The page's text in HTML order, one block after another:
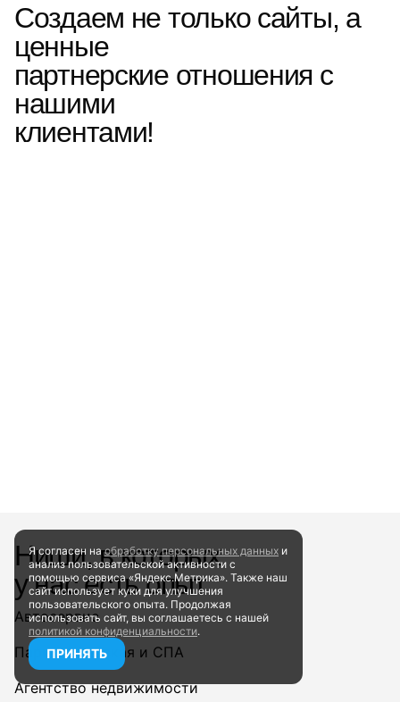
Создаем не только сайты, а
ценные
партнерские отношения с
нашими
клиентами!
Ниши, в которых
у нас есть опыт
Автосервис
Парикмахерская и СПА
Агентство недвижимости
Я согласен наобработку персональных данных и
анализ пользовательской активности с
помощью сервиса «Яндекс.Метрика». Также наш
сайтиспользует куки для улучшения
пользовательского опыта. Продолжая
использовать сайт, вы соглашаетесь с нашей
политикой конфиденциальности.
ПРИНЯТЬ